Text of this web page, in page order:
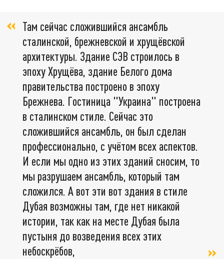
Там сейчас сложившийся ансамбль
сталинской, брежневской и хрущёвской
архитектуры. Здание СЭВ строилось в
эпоху Хрущёва, здание Белого дома
правительства построено в эпоху
Брежнева. Гостиница "Украина" построена
в сталинском стиле. Сейчас это
сложившийся ансамбль, он был сделан
профессионально, с учётом всех аспектов.
И если мы одно из этих зданий сносим, то
мы разрушаем ансамбль, который там
сложился. А вот эти вот здания в стиле
Дубая возможны там, где нет никакой
истории, так как на месте Дубая была
пустыня до возведения всех этих
небоскрёбов,